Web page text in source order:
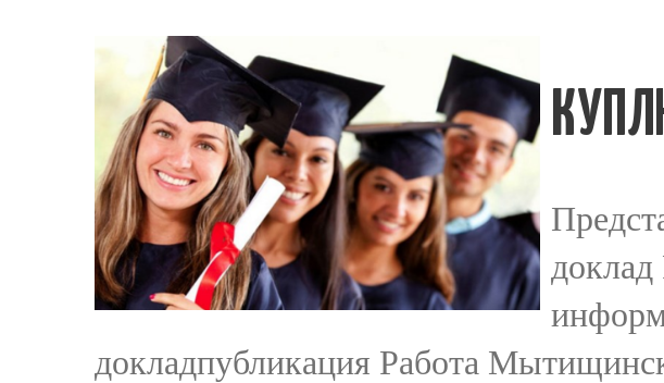
докладпубликация Работа